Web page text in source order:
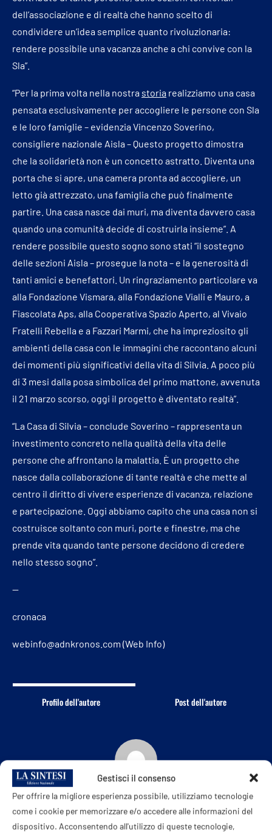
Gestisci il consenso
Per offrire la migliore esperienza possibile, utilizziamo tecnologie
come i cookie per memorizzare e/o accedere alle informazioni del
dispositivo. Acconsentendo all'utilizzo di queste tecnologie,
dell’associazione e di realtà che hanno scelto di
condividere un’idea semplice quanto rivoluzionaria:
rendere possibile una vacanza anche a chi convive con la
Sla”.
“Per la prima volta nella nostra storia realizziamo una casa
pensata esclusivamente per accogliere le persone con Sla
e le loro famiglie – evidenzia Vincenzo Soverino,
consigliere nazionale Aisla – Questo progetto dimostra
che la solidarietà non è un concetto astratto. Diventa una
porta che si apre, una camera pronta ad accogliere, un
letto già attrezzato, una famiglia che può finalmente
partire. Una casa nasce dai muri, ma diventa davvero casa
quando una comunità decide di costruirla insieme”. A
rendere possibile questo sogno sono stati “il sostegno
delle sezioni Aisla – prosegue la nota – e la generosità di
tanti amici e benefattori. Un ringraziamento particolare va
alla Fondazione Vismara, alla Fondazione Vialli e Mauro, a
Fiascolata Aps, alla Cooperativa Spazio Aperto, al Vivaio
Fratelli Rebella e a Fazzari Marmi, che ha impreziosito gli
ambienti della casa con le immagini che raccontano alcuni
dei momenti più significativi della vita di Silvia. A poco più
di 3 mesi dalla posa simbolica del primo mattone, avvenuta
il 21 marzo scorso, oggi il progetto è diventato realtà”.
“La Casa di Silvia – conclude Soverino – rappresenta un
investimento concreto nella qualità della vita delle
persone che affrontano la malattia. È un progetto che
nasce dalla collaborazione di tante realtà e che mette al
centro il diritto di vivere esperienze di vacanza, relazione
e partecipazione. Oggi abbiamo capito che una casa non si
costruisce soltanto con muri, porte e finestre, ma che
prende vita quando tante persone decidono di credere
nello stesso sogno”.
—
cronaca
webinfo@adnkronos.com (Web Info)
Profilo dell'autore Post dell'autore
LA SINTESI ONLINE